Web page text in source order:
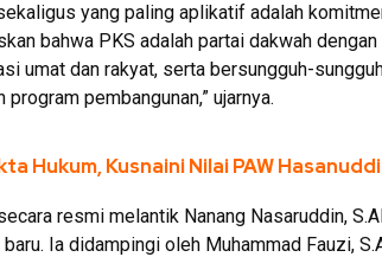
yang paling aplikatif adalah
bahwa PKS adalah partai dakwah dengan
umat dan rakyat, serta bersungguh-
program pembangunan,” ujarnya.
Hukum, Kusnaini Nilai PAW
resmi melantik Nanang Nasaruddin,
Ia didampingi oleh Muhammad Fauzi,